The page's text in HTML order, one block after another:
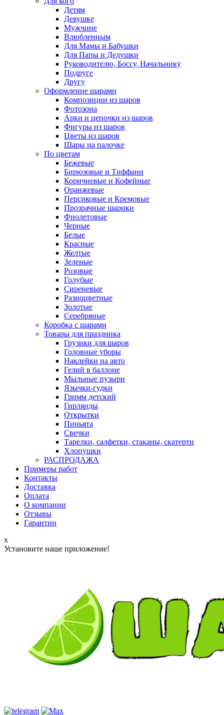
Детям
Девушке
Мужчине
Влюбленным
Для Мамы и Бабушки
Для Папы и Дедушки
Руководителю, Боссу, Начальнику
Подруге
Другу
Оформление шарами
Композиции из шаров
Фотозона
Арки и цепочки из шаров
Фигуры из шаров
Цветы из шаров
Шары на палочке
По цветам
Бежевые
Бирюзовые и Тиффани
Коричневые и Кофейные
Оранжевые
Персиковые и Кремовые
Прозрачные шарики
Фиолетовые
Черные
Белые
Красные
Желтые
Зеленые
Розовые
Голубые
Сиреневые
Разноцветные
Золотые
Серебряные
Коробка с шарами
Товары для праздника
Грузики для шаров
Головные уборы
Наклейки на авто
Гелий в баллоне
Мыльные пузыри
Язычки-гудки
Гримм детский
Гирлянды
Открытки
Пиньята
Свечки
Тарелки, салфетки, стаканы, скатерти
Хлопушки
РАСПРОДАЖА
Примеры работ
Контакты
Доставка
Оплата
О компании
Отзывы
Гарантии
x
Установите наше приложение!